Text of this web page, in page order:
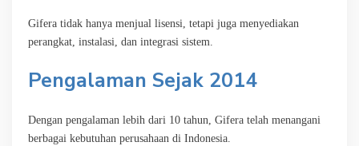
Gifera tidak hanya menjual lisensi, tetapi juga menyediakan
perangkat, instalasi, dan integrasi sistem.
Pengalaman Sejak 2014
Dengan pengalaman lebih dari 10 tahun, Gifera telah menangani
berbagai kebutuhan perusahaan di Indonesia.